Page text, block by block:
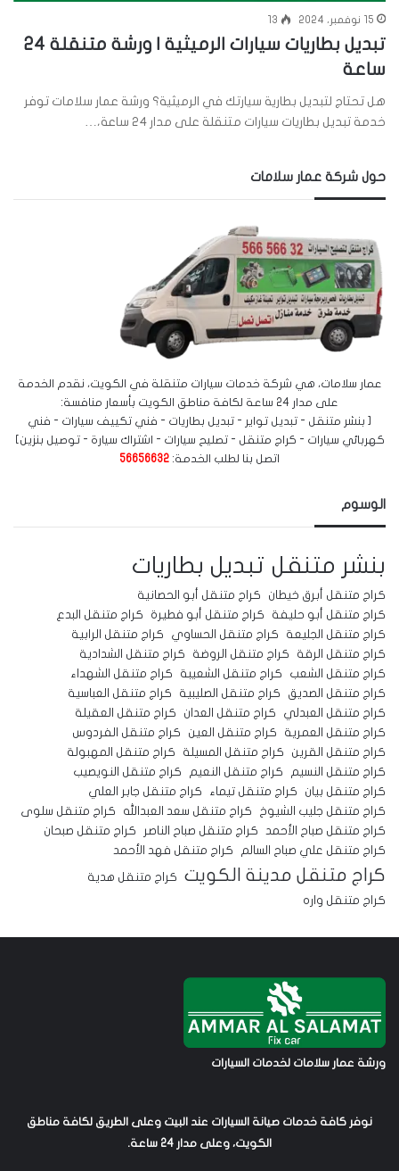
15 نوفمبر، 2024 13
تبديل بطاريات سيارات الرميثية | ورشة متنقلة 24
ساعة
هل تحتاج لتبديل بطارية سيارتك في الرميثية؟ ورشة عمار سلامات توفر
خدمة تبديل بطاريات سيارات متنقلة على مدار 24 ساعة،…
حول شركة عمار سلامات
عمار سلامات، هي شركة خدمات سيارات متنقلة في الكويت، نقدم الخدمة
على مدار 24 ساعة لكافة مناطق الكويت بأسعار منافسة:
[ بنشر متنقل - تبديل تواير - تبديل بطاريات - فني تكييف سيارات - فني
كهربائي سيارات - كراج متنقل - تصليح سيارات - اشتراك سيارة - توصيل بنزين]
اتصل بنا لطلب الخدمة: 56656632
الوسوم
بنشر متنقل تبديل بطاريات
كراج متنقل أبرق خيطان
كراج متنقل أبو الحصانية
كراج متنقل أبو حليفة
كراج متنقل أبو فطيرة
كراج متنقل البدع
كراج متنقل الجليعة
كراج متنقل الحساوي
كراج متنقل الرابية
كراج متنقل الرقة
كراج متنقل الروضة
كراج متنقل الشدادية
كراج متنقل الشعب
كراج متنقل الشعيبة
كراج متنقل الشهداء
كراج متنقل الصديق
كراج متنقل الصليبية
كراج متنقل العباسية
كراج متنقل العبدلي
كراج متنقل العدان
كراج متنقل العقيلة
كراج متنقل العمرية
كراج متنقل العين
كراج متنقل الفردوس
كراج متنقل القرين
كراج متنقل المسيلة
كراج متنقل المهبولة
كراج متنقل النسيم
كراج متنقل النعيم
كراج متنقل النويصيب
كراج متنقل بيان
كراج متنقل تيماء
كراج متنقل جابر العلي
كراج متنقل جليب الشيوخ
كراج متنقل سعد العبدالله
كراج متنقل سلوى
كراج متنقل صباح الأحمد
كراج متنقل صباح الناصر
كراج متنقل صبحان
كراج متنقل علي صباح السالم
كراج متنقل فهد الأحمد
كراج متنقل مدينة الكويت
كراج متنقل هدية
كراج متنقل واره
ورشة عمار سلامات لخدمات السيارات
نوفر كافة خدمات صيانة السيارات عند البيت وعلى الطريق لكافة مناطق
الكويت، وعلى مدار 24 ساعة.